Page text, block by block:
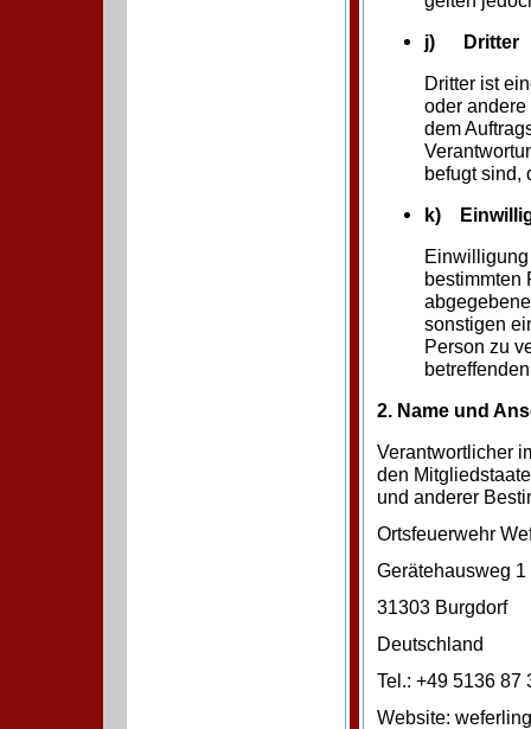
j) Dritter
Dritter ist
oder
dem
befugt sind,
k)
bestimmten
sonstigen
Person zu
2. Name und
Verantwortlicher
den
und anderer
Ortsfeuerwehr
Gerätehausweg 1
31303 Burgdorf
Deutschland
Tel.: +49 5136 87
Website: